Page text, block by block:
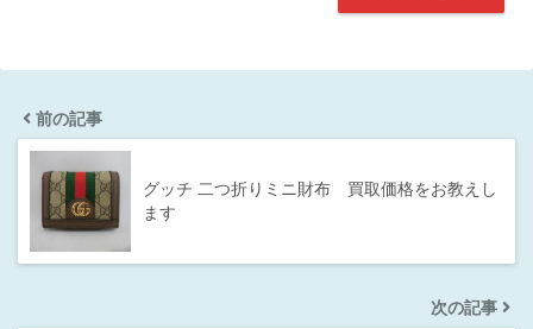
前の記事
グッチ 二つ折りミニ財布 買取価格をお教えし
ます
次の記事